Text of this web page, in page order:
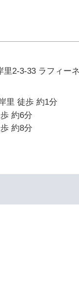
里2-3-33 ラフィー
里 徒歩 約1分
約6分
約8分